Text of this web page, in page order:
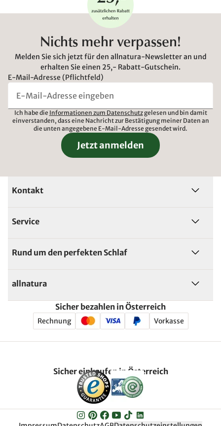
Nichts mehr verpassen!
Melden Sie sich jetzt für den allnatura-Newsletter an und
erhalten Sie einen 25,- Rabatt-Gutschein.
E-Mail-Adresse (Pflichtfeld)
Ich habe die Informationen zum Datenschutzgelesen und bin damit
einverstanden, dass eine Nachricht zur Bestätigung meiner Daten an
die unten angegebene E-Mail-Adresse gesendet wird.
Jetzt anmelden
Kontakt
Service
Rund um den perfekten Schlaf
allnatura
Sicher bezahlen in Österreich
Rechnung Vorkasse
Sicher einkaufen in Österreich